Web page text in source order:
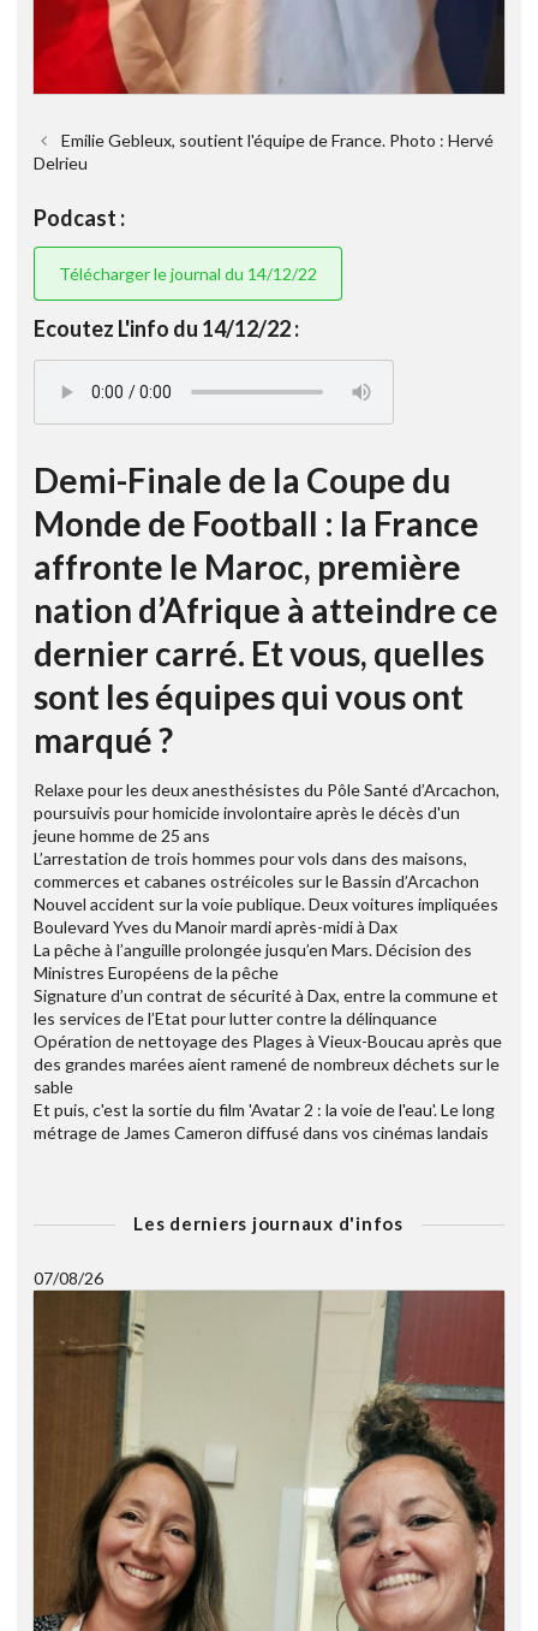
Emilie Gebleux, soutient l'équipe de France. Photo : Hervé
Delrieu
Podcast :
Télécharger le journal du 14/12/22
Ecoutez L'info du 14/12/22 :
Demi-Finale de la Coupe du
Monde de Football : la France
affronte le Maroc, première
nation d’Afrique à atteindre ce
dernier carré. Et vous, quelles
sont les équipes qui vous ont
marqué ?
Relaxe pour les deux anesthésistes du Pôle Santé d’Arcachon,
poursuivis pour homicide involontaire après le décès d'un
jeune homme de 25 ans
L’arrestation de trois hommes pour vols dans des maisons,
commerces et cabanes ostréicoles sur le Bassin d’Arcachon
Nouvel accident sur la voie publique. Deux voitures impliquées
Boulevard Yves du Manoir mardi après-midi à Dax
La pêche à l’anguille prolongée jusqu’en Mars. Décision des
Ministres Européens de la pêche
Signature d’un contrat de sécurité à Dax, entre la commune et
les services de l’Etat pour lutter contre la délinquance
Opération de nettoyage des Plages à Vieux-Boucau après que
des grandes marées aient ramené de nombreux déchets sur le
sable
Et puis, c'est la sortie du film 'Avatar 2 : la voie de l'eau'. Le long
métrage de James Cameron diffusé dans vos cinémas landais
Les derniers journaux d'infos
07/08/26